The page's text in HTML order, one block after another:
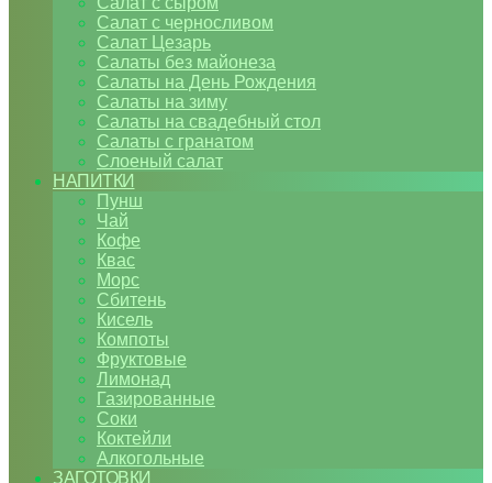
Салат с черносливом
Салат Цезарь
Салаты без майонеза
Салаты на День Рождения
Салаты на зиму
Салаты на свадебный стол
Салаты с гранатом
Слоеный салат
НАПИТКИ
Пунш
Чай
Кофе
Квас
Морс
Сбитень
Кисель
Компоты
Фруктовые
Лимонад
Газированные
Соки
Коктейли
Алкогольные
ЗАГОТОВКИ